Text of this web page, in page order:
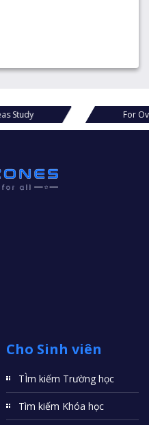
For Overseas Study
Cho Sinh viên
TÌm kiếm Trường học
Tìm kiếm Khóa học